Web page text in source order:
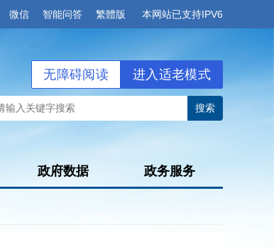
微信 智能问答 繁體版 本网站已支持IPV6
进入适老模式
无障碍阅读
政府数据 政务服务